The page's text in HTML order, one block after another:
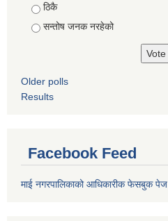
ठिकै
सन्तोष जनक नरहेको
Older polls
Results
Facebook Feed
माई नगरपालिकाको आधिकारीक फेसबुक पेज